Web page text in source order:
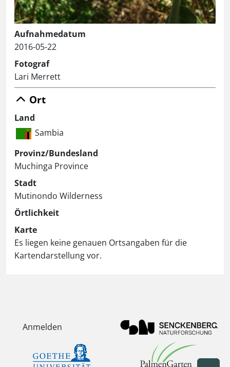
Aufnahmedatum
2016-05-22
Fotograf
Lari Merrett
Ort
Land
Sambia
Provinz/Bundesland
Muchinga Province
Stadt
Mutinondo Wilderness
Örtlichkeit
Karte
Es liegen keine genauen Ortsangaben für die
Kartendarstellung vor.
Anmelden